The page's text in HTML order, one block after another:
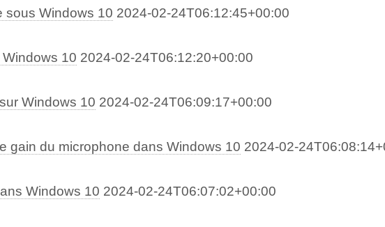
sous Windows 10 2024-02-24T06:12:45+00:00
10 2024-02-24T06:12:20+00:00
Windows 10 2024-02-24T06:09:17+00:00
gain du microphone dans Windows 10 2024-02-
Windows 10 2024-02-24T06:07:02+00:00